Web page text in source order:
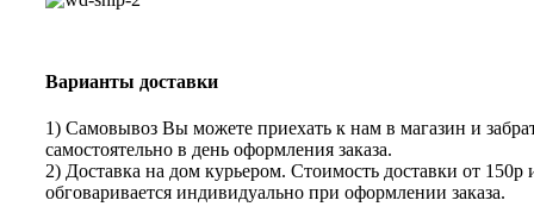
Варианты доставки
1) Самовывоз Вы можете приехать к нам в магазин и
самостоятельно в день оформления заказа.
2) Доставка на дом курьером. Стоимость доставки от 150р
обговаривается индивидуально при оформлении заказа.